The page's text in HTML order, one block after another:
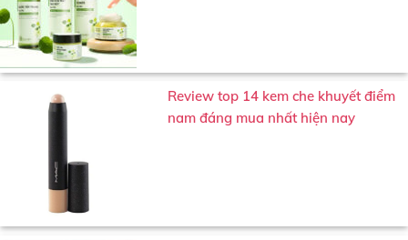
Review top 14 kem che khuyết điểm
nam đáng mua nhất hiện nay